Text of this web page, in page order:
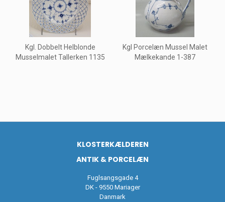
Kgl. Dobbelt Helblonde
Musselmalet Tallerken 1135
Kgl Porcelæn Mussel Malet
Mælkekande 1-387
KLOSTERKÆLDEREN
ANTIK & PORCELÆN
Fuglsangsgade 4
DK - 9550 Mariager
Danmark